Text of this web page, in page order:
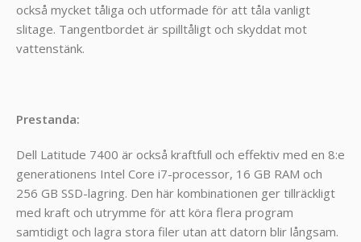
också mycket tåliga och utformade för att tåla vanligt
slitage. Tangentbordet är spilltåligt och skyddat mot
vattenstänk.
Prestanda:
Dell Latitude 7400 är också kraftfull och effektiv med en 8:e
generationens Intel Core i7-processor, 16 GB RAM och
256 GB SSD-lagring. Den här kombinationen ger tillräckligt
med kraft och utrymme för att köra flera program
samtidigt och lagra stora filer utan att datorn blir långsam.